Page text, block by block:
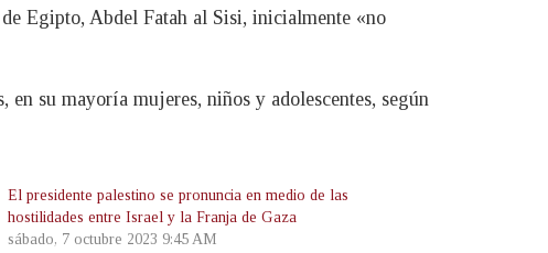
Egipto, Abdel Fatah al Sisi, inicialmente «no
en su mayoría mujeres, niños y adolescentes, según
El presidente palestino se pronuncia en medio de las
hostilidades entre Israel y la Franja de Gaza
sábado, 7 octubre 2023 9:45 AM